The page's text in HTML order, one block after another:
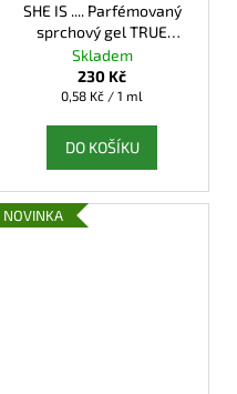
SHE IS .... Parfémovaný
sprchový gel TRUE
QUEEN AFRODITA
COSMETICS
Skladem
230 Kč
Měrná
0,58 Kč / 1 ml
DO KOŠÍKU
NOVINKA